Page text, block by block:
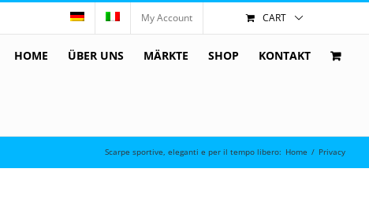
My Account CART
HOME ÜBER UNS MÄRKTE SHOP KONTAKT
Scarpe sportive, eleganti e per il tempo libero: Home / Privacy